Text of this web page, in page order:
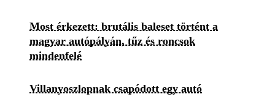
Most érkezett: brutális baleset történt a
magyar autópályán, tűz és roncsok
mindenfelé
Villanyoszlopnak csapódott egy autó